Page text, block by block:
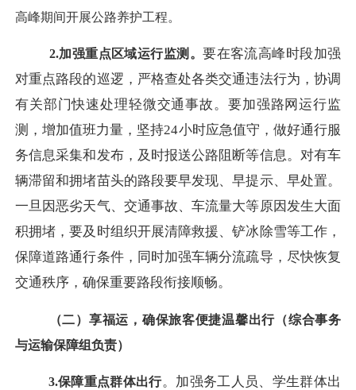
高峰期间开展公路养护工程。
2.加强重点区域运行监测。要在客流高峰时段加强
对重点路段的巡逻，严格查处各类交通违法行为，协调
有关部门快速处理轻微交通事故。要加强路网运行监
测，增加值班力量，坚持24小时应急值守，做好通行服
务信息采集和发布，及时报送公路阻断等信息。对有车
辆滞留和拥堵苗头的路段要早发现、早提示、早处置。
一旦因恶劣天气、交通事故、车流量大等原因发生大面
积拥堵，要及时组织开展清障救援、铲冰除雪等工作，
保障道路通行条件，同时加强车辆分流疏导，尽快恢复
交通秩序，确保重要路段衔接顺畅。
（二）享福运，确保旅客便捷温馨出行（综合事务
与运输保障组负责）
3.保障重点群体出行。加强务工人员、学生群体出